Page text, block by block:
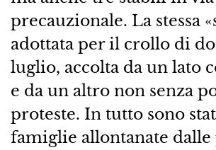
precauzionale. La stessa
adottata per il crollo di
luglio, accolta da un lato
e da un altro non senza
proteste. In tutto sono
famiglie allontanate